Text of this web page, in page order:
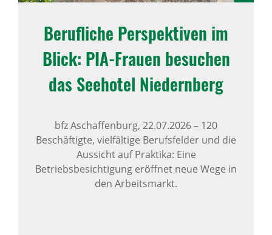
Beruf­liche Perspek­tiven im
Blick: PIA-Frauen besu­chen
das Seehotel Niedern­berg
bfz Aschaffenburg, 22.07.2026– 120
Beschäftigte, vielfältige Berufsfelder und die
Aussicht auf Praktika: Eine
Betriebsbesichtigung eröffnet neue Wege in
den Arbeitsmarkt.